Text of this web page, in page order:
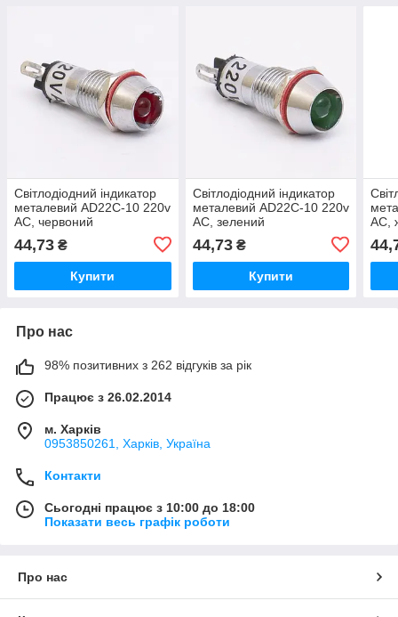
Світлодіодний індикатор
металевий AD22C-10 220v
AС, червоний
44,73 ₴
Купити
Світлодіодний індикатор
металевий AD22C-10 220v
AС, зелений
44,73₴
Купити
AС,
Про нас
98% позитивних з 262 відгуків за рік
Працює з 26.02.2014
м. Харків
0953850261, Харків, Україна
Контакти
Сьогодні працює з 10:00 до 18:00
Показати весь графік роботи
Про нас